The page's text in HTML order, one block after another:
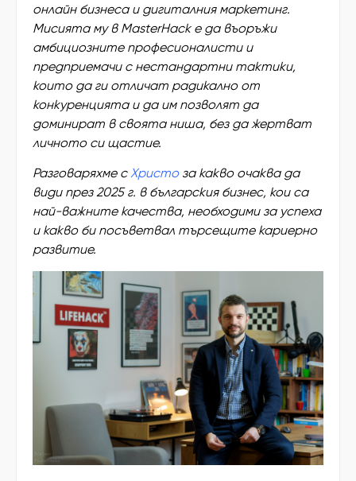
онлайн бизнеса и дигиталния маркетинг.
Мисията му в MasterHack е да въоръжи
амбициозните професионалисти и
предприемачи с нестандартни тактики,
които да ги отличат радикално от
конкуренцията и да им позволят да
доминират в своята ниша, без да жертват
личното си щастие.
Разговаряхме с Христо за какво очаква да
види през 2025 г. в българския бизнес, кои са
най-важните качества, необходими за успеха
и какво би посъветвал търсещите кариерно
развитие.